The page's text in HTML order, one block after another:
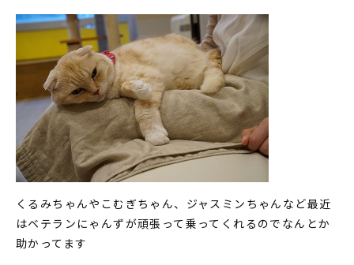
くるみちゃんやこむぎちゃん、ジャスミンちゃんなど最近
はベテランにゃんずが頑張って乗ってくれるのでなんとか
助かってます